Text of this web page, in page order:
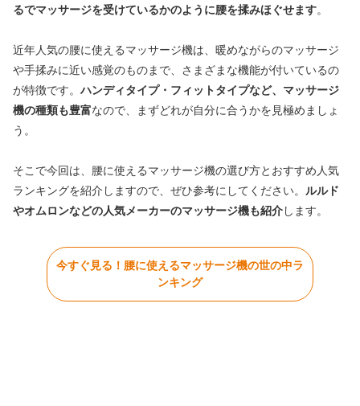
るでマッサージを受けているかのように腰を揉みほぐせます。
近年人気の腰に使えるマッサージ機は、暖めながらのマッサージ
や手揉みに近い感覚のものまで、さまざまな機能が付いているの
が特徴です。ハンディタイプ・フィットタイプなど、マッサージ
機の種類も豊富なので、まずどれが自分に合うかを見極めましょ
う。
そこで今回は、腰に使えるマッサージ機の選び方とおすすめ人気
ランキングを紹介しますので、ぜひ参考にしてください。 ルルド
やオムロンなどの人気メーカーのマッサージ機も紹介 します。
今すぐ見る！腰に使えるマッサージ機の世の中ラ
ンキング